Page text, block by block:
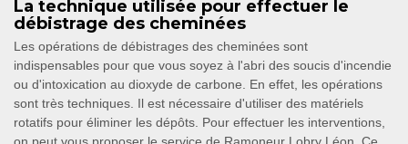
La technique utilisée pour effectuer le
débistrage des cheminées
Les opérations de débistrages des cheminées sont
indispensables pour que vous soyez à l'abri des soucis d'incendie
ou d'intoxication au dioxyde de carbone. En effet, les opérations
sont très techniques. Il est nécessaire d'utiliser des matériels
rotatifs pour éliminer les dépôts. Pour effectuer les interventions,